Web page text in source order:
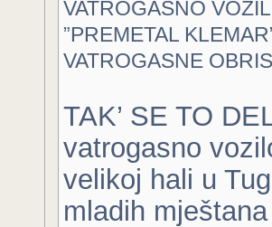
VATROGASNO
”PREMETAL
VATROGASNE
TAK’ SE TO
vatrogasno
velikoj hali u
mladih mještana